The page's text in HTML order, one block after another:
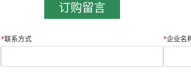
订购留言
*联系方式 *企业名